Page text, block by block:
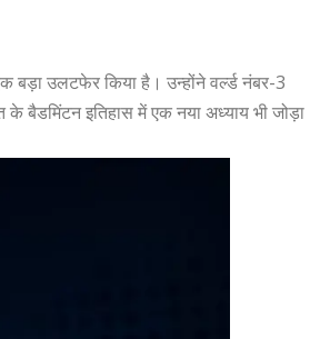
उलटफेर किया है। उन्होंने वर्ल्ड नंबर-3
बैडमिंटन इतिहास में एक नया अध्याय भी जोड़ा